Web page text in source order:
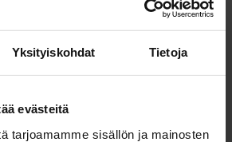
Yksityiskohdat Tietoja
evästeitä
tarjoamamme sisällön ja mainosten